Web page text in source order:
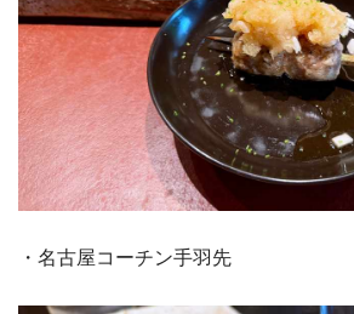
・名古屋コーチン手羽先